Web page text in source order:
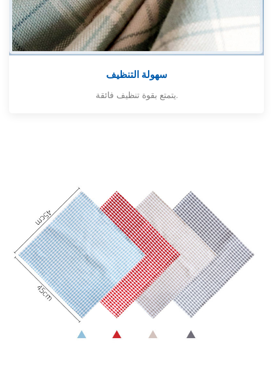
سهولة التنظيف
يتمتع بقوة تنظيف فائقة.